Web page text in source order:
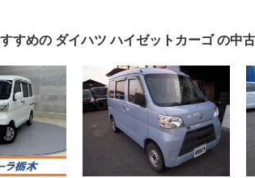
すめの ダイハツ ハイゼットカーゴ の中